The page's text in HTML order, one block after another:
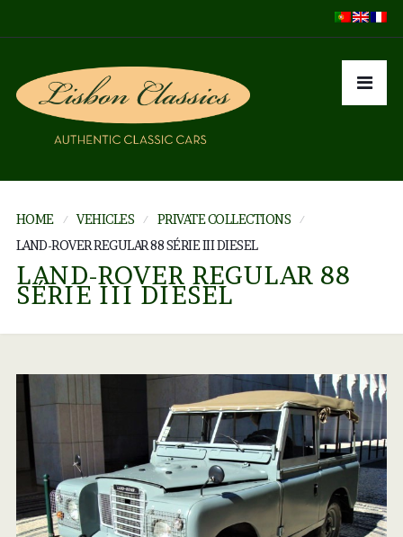
HOME VEHICLES
PRIVATE COLLECTIONS
LAND-ROVER REGULAR 88 SÉRIE III DIESEL
LAND-ROVER REGULAR 88
SÉRIE III DIESEL